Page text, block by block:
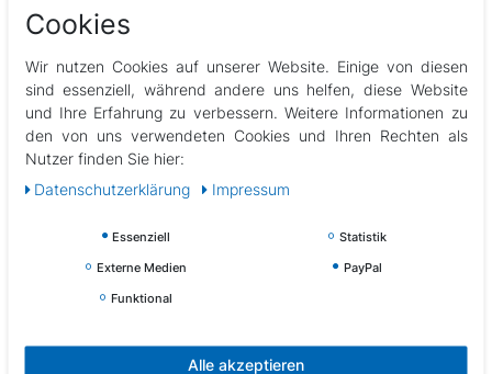
Weitere Details
EU-Verantwortlicher
Hersteller
Bestehend aus 2 Tischtennisschlägern
Schwamm
Cookies
Wir nutzen Cookies auf unserer Website. Einige von diesen
sind essenziell, während andere uns helfen, diese Website
und Ihre Erfahrung zu verbessern. Weitere Informationen zu
den von uns verwendeten Cookies und Ihren Rechten als
Nutzer finden Sie hier:
Daten­schutz­erklärung
Impressum
Essenziell
Statistik
Externe Medien
PayPal
Funktional
Alle akzeptieren